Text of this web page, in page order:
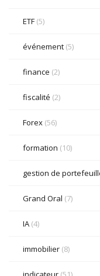
ETF (5)
événement (5)
finance (2)
fiscalité (2)
Forex (56)
formation (10)
gestion de
Grand Oral (7)
IA (4)
immobilier (8)